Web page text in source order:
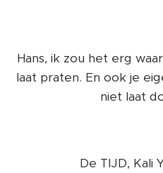
Hans, ik zou het erg
laat praten. En ook je
niet laat
De TIJD, Kali